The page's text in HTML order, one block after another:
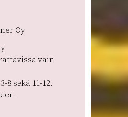
Oy
vain
sekä 11-12.